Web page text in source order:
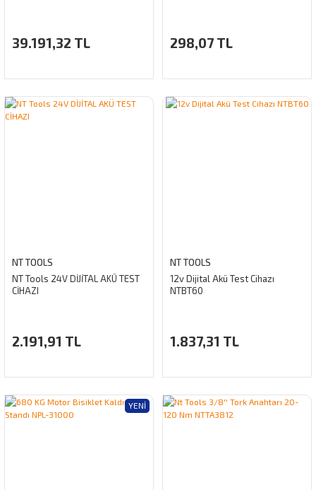
39.191,32 TL 298,07 TL
NT TOOLS
NT Tools 24V DİJİTAL AKÜ TEST
CİHAZI
2.191,91 TL
NT TOOLS
12v Dijital Akü Test Cihazı
NTBT60
1.837,31 TL
YENI